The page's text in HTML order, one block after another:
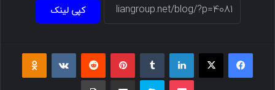
کپی لینک